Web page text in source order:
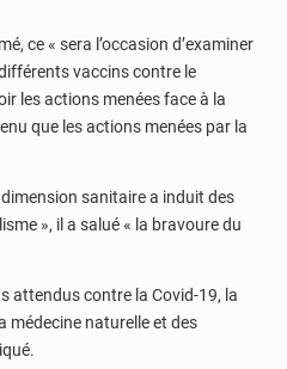
ce « sera l’occasion d’examiner
vaccins contre le
les actions menées face à la
que les actions menées par la
sanitaire a induit des
», il a salué « la bravoure du
attendus contre la Covid-19, la
médecine naturelle et des